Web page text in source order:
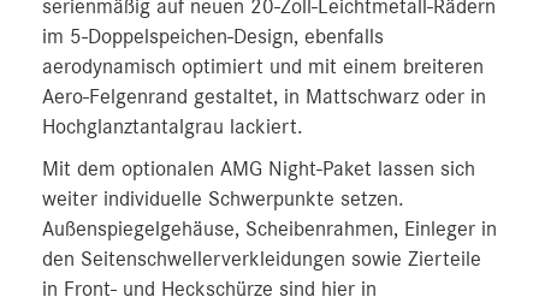
serienmäßig auf neuen 20-Zoll-Leichtmetall-Rädern
im 5-Doppelspeichen-Design, ebenfalls
aerodynamisch optimiert und mit einem breiteren
Aero-Felgenrand gestaltet, in Mattschwarz oder in
Hochglanztantalgrau lackiert.
Mit dem optionalen AMG Night-Paket lassen sich
weiter individuelle Schwerpunkte setzen.
Außenspiegelgehäuse, Scheibenrahmen, Einleger in
den Seitenschwellerverkleidungen sowie Zierteile
in Front- und Heckschürze sind hier in